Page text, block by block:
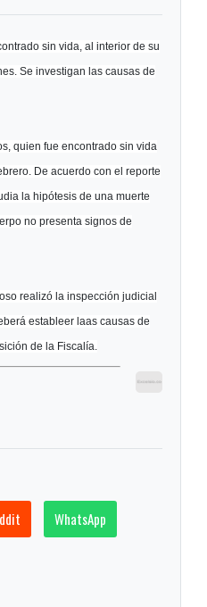
sin vida, al interior de su
Se investigan las causas de
quien fue encontrado sin vida
De acuerdo con el reporte
la hipótesis de una muerte
no presenta signos de
realizó la inspección judicial
estableer laas causas de
de la Fiscalía.
WhatsApp